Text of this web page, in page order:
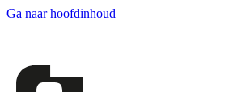
Ga naar hoofdinhoud